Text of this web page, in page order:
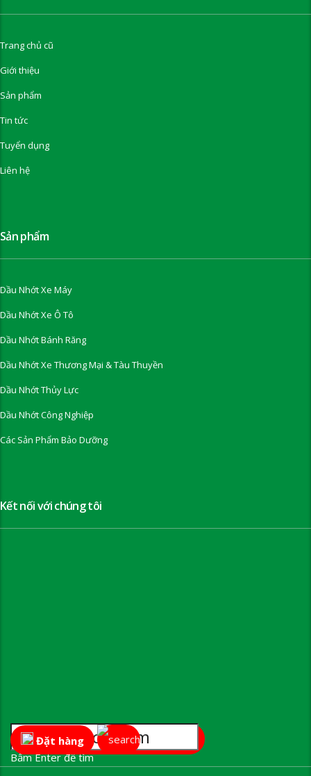
Đặt hàng
Bấm Enter để tìm
Trang chủ cũ
Giới thiệu
Sản phẩm
Tin tức
Tuyển dụng
Liên hệ
Sản phẩm
Dầu Nhớt Xe Máy
Dầu Nhớt Xe Ô Tô
Dầu Nhớt Bánh Răng
Dầu Nhớt Xe Thương Mại & Tàu Thuyền
Dầu Nhớt Thủy Lực
Dầu Nhớt Công Nghiệp
Các Sản Phẩm Bảo Dưỡng
Kết nối với chúng tôi